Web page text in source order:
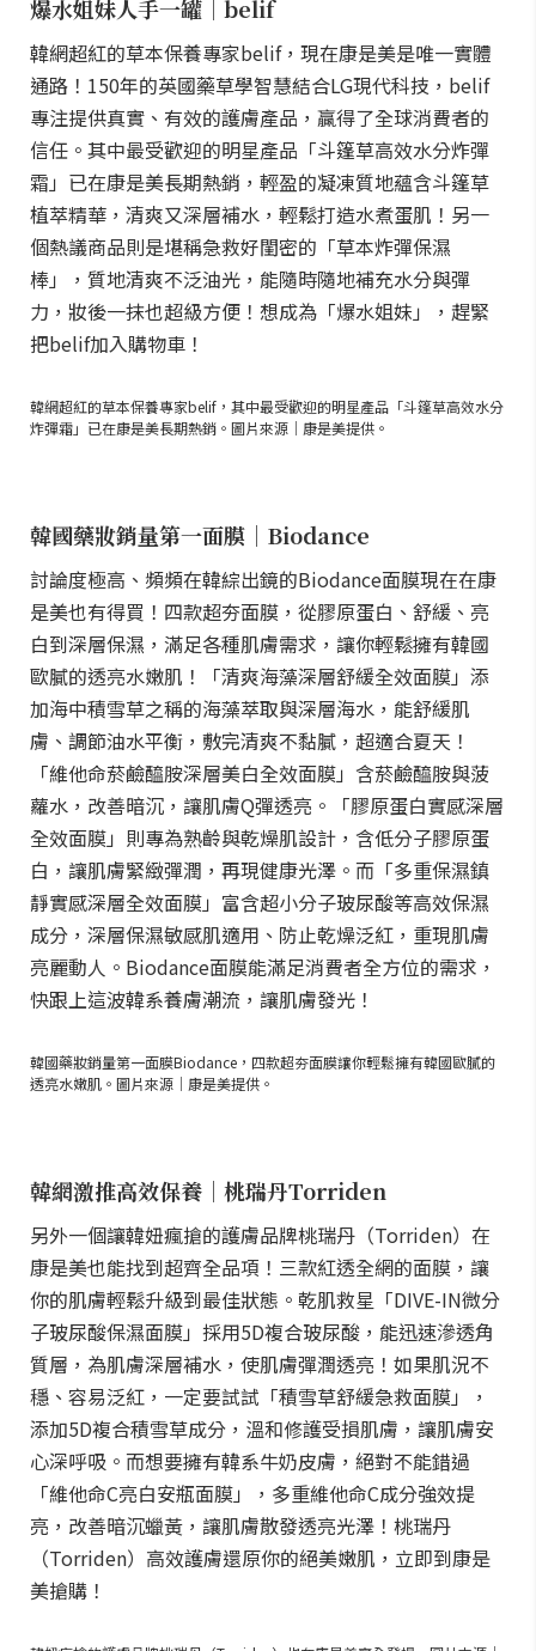
爆水姐妹人手一罐｜belif
韓網超紅的草本保養專家belif，現在康是美是唯一實體
通路！150年的英國藥草學智慧結合LG現代科技，belif
專注提供真實、有效的護膚產品，贏得了全球消費者的
信任。其中最受歡迎的明星產品「斗篷草高效水分炸彈
霜」已在康是美長期熱銷，輕盈的凝凍質地蘊含斗篷草
植萃精華，清爽又深層補水，輕鬆打造水煮蛋肌！另一
個熱議商品則是堪稱急救好閨密的「草本炸彈保濕
棒」，質地清爽不泛油光，能隨時隨地補充水分與彈
力，妝後一抹也超級方便！想成為「爆水姐妹」，趕緊
把belif加入購物車！
韓網超紅的草本保養專家belif，其中最受歡迎的明星產品「斗篷草高效水分
炸彈霜」已在康是美長期熱銷。圖片來源｜康是美提供。
韓國藥妝銷量第一面膜｜Biodance
討論度極高、頻頻在韓綜出鏡的Biodance面膜現在在康
是美也有得買！四款超夯面膜，從膠原蛋白、舒緩、亮
白到深層保濕，滿足各種肌膚需求，讓你輕鬆擁有韓國
歐膩的透亮水嫩肌！「清爽海藻深層舒緩全效面膜」添
加海中積雪草之稱的海藻萃取與深層海水，能舒緩肌
膚、調節油水平衡，敷完清爽不黏膩，超適合夏天！
「維他命菸鹼醯胺深層美白全效面膜」含菸鹼醯胺與菠
蘿水，改善暗沉，讓肌膚Q彈透亮。「膠原蛋白實感深層
全效面膜」則專為熟齡與乾燥肌設計，含低分子膠原蛋
白，讓肌膚緊緻彈潤，再現健康光澤。而「多重保濕鎮
靜實感深層全效面膜」富含超小分子玻尿酸等高效保濕
成分，深層保濕敏感肌適用、防止乾燥泛紅，重現肌膚
亮麗動人。Biodance面膜能滿足消費者全方位的需求，
快跟上這波韓系養膚潮流，讓肌膚發光！
韓國藥妝銷量第一面膜Biodance，四款超夯面膜讓你輕鬆擁有韓國歐膩的
透亮水嫩肌。圖片來源｜康是美提供。
韓網激推高效保養｜桃瑞丹Torriden
另外一個讓韓妞瘋搶的護膚品牌桃瑞丹（Torriden）在
康是美也能找到超齊全品項！三款紅透全網的面膜，讓
你的肌膚輕鬆升級到最佳狀態。乾肌救星「DIVE-IN微分
子玻尿酸保濕面膜」採用5D複合玻尿酸，能迅速滲透角
質層，為肌膚深層補水，使肌膚彈潤透亮！如果肌況不
穩、容易泛紅，一定要試試「積雪草舒緩急救面膜」，
添加5D複合積雪草成分，溫和修護受損肌膚，讓肌膚安
心深呼吸。而想要擁有韓系牛奶皮膚，絕對不能錯過
「維他命C亮白安瓶面膜」，多重維他命C成分強效提
亮，改善暗沉蠟黃，讓肌膚散發透亮光澤！桃瑞丹
（Torriden）高效護膚還原你的絕美嫩肌，立即到康是
美搶購！